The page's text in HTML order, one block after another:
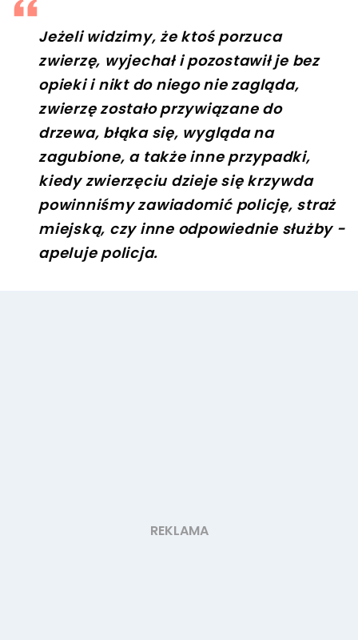
Jeżeli widzimy, że ktoś porzuca
zwierzę, wyjechał i pozostawił je bez
opieki i nikt do niego nie zagląda,
zwierzę zostało przywiązane do
drzewa, błąka się, wygląda na
zagubione, a także inne przypadki,
kiedy zwierzęciu dzieje się krzywda
powinniśmy zawiadomić policję, straż
miejską, czy inne odpowiednie służby -
apeluje policja.